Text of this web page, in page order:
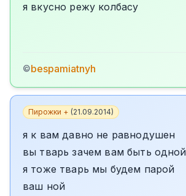
я вкусно режу колбасу
©bespamiatnyh
Пирожки + (21.09.2014)
я к вам давно не равнодушен
вы тварь зачем вам быть одной
я тоже тварь мы будем парой
ваш ной